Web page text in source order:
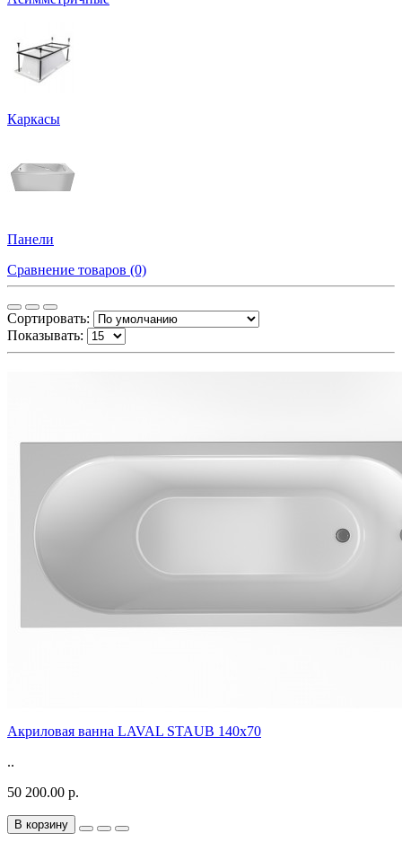
Каркасы
Панели
Сравнение товаров (0)
Сортировать:
Показывать:
Акриловая ванна LAVAL STAUB 140х70
..
50 200.00 р.
В корзину